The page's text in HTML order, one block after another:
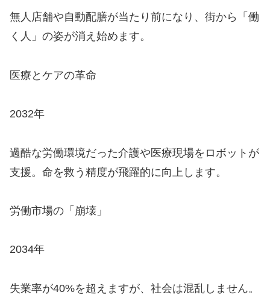
無人店舗や自動配膳が当たり前になり、街から「働
く人」の姿が消え始めます。
医療とケアの革命
2032年
過酷な労働環境だった介護や医療現場をロボットが
支援。命を救う精度が飛躍的に向上します。
労働市場の「崩壊」
2034年
失業率が40%を超えますが、社会は混乱しません。